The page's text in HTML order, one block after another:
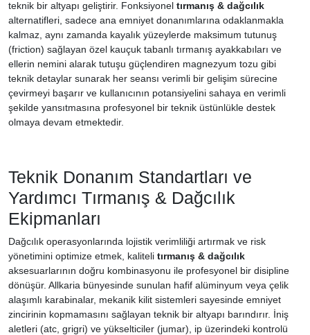
teknik bir altyapı geliştirir. Fonksiyonel tırmanış & dağcılık
alternatifleri, sadece ana emniyet donanımlarına odaklanmakla
kalmaz, aynı zamanda kayalık yüzeylerde maksimum tutunuş
(friction) sağlayan özel kauçuk tabanlı tırmanış ayakkabıları ve
ellerin nemini alarak tutuşu güçlendiren magnezyum tozu gibi
teknik detaylar sunarak her seansı verimli bir gelişim sürecine
çevirmeyi başarır ve kullanıcının potansiyelini sahaya en verimli
şekilde yansıtmasına profesyonel bir teknik üstünlükle destek
olmaya devam etmektedir.
Teknik Donanım Standartları ve
Yardımcı Tırmanış & Dağcılık
Ekipmanları
Dağcılık operasyonlarında lojistik verimliliği artırmak ve risk
yönetimini optimize etmek, kaliteli tırmanış & dağcılık
aksesuarlarının doğru kombinasyonu ile profesyonel bir disipline
dönüşür. Allkaria bünyesinde sunulan hafif alüminyum veya çelik
alaşımlı karabinalar, mekanik kilit sistemleri sayesinde emniyet
zincirinin kopmamasını sağlayan teknik bir altyapı barındırır. İniş
aletleri (atc, grigri) ve yükselticiler (jumar), ip üzerindeki kontrolü